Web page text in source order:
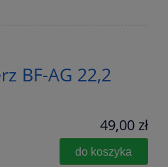
BF-AG 22,2
49,00 zł
do koszyka